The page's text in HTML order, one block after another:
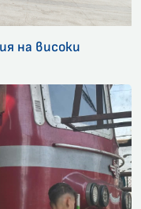
на високи